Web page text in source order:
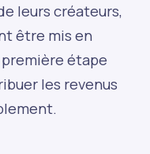
leurs créateurs,
être mis en
étape
les revenus